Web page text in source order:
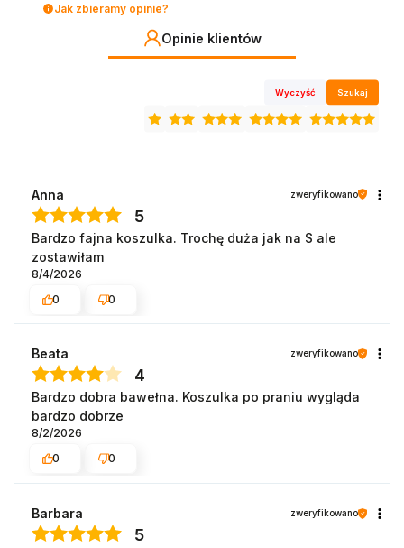
Jak zbieramy opinie?
Opinie klientów
Wyczyść Szukaj
Anna zweryfikowano
5
Bardzo fajna koszulka. Trochę duża jak na S ale
zostawiłam
8/4/2026
0
0
Beata zweryfikowano
4
Bardzo dobra bawełna. Koszulka po praniu wygląda
bardzo dobrze
8/2/2026
0
0
Barbara zweryfikowano
5